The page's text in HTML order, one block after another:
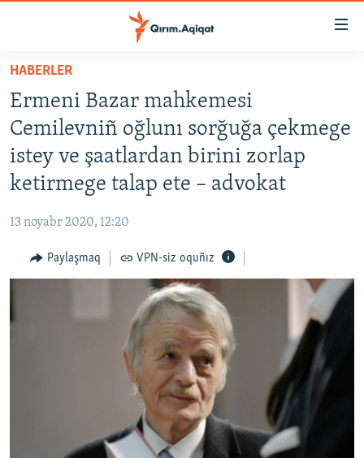
Esas
qaytmaq
Baş
navigatsiyağa
qaytmaq
Qıdıruvğa
SİYASET
İQTİSADİYAT
CEMİYET
İNSAN AQLARI
VİDEO
HABERLER
Ermeni Bazar mahkemesi
Cemilevniñ oğlunı sorğuğa çekmege
istey ve şaatlardan birini zorlap
ketirmege talap ete – advokat
13 noyabr 2020, 12:20
Paylaşmaq VPN-siz oquñız